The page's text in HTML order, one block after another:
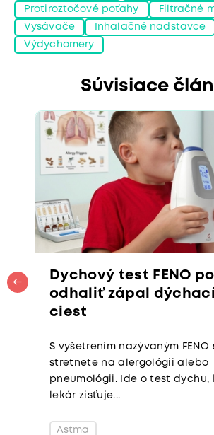
Protiroztočové poťahy Filtračné
Vysávače Inhalačné nadstavce
Výdychomery
Súvisiace
Dychový test FENO
odhaliť zápal
ciest
S vyšetrením nazývaným FENO
stretnete na alergológii alebo
pneumológii. Ide o test dychu,
lekár zisťuje...
Astma